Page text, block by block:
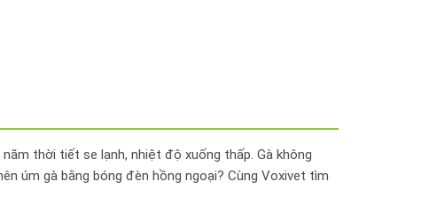
thời tiết se lạnh, nhiệt độ xuống thấp. Gà không
úm gà bằng bóng đèn hồng ngoại? Cùng Voxivet tìm